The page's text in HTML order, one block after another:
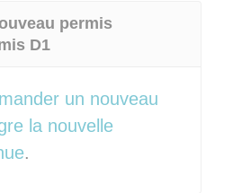
permis
D1
un nouveau
la nouvelle
.